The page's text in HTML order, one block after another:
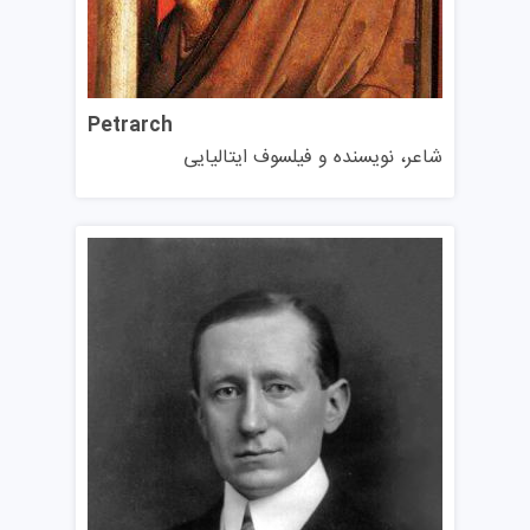
اگر دانشجوی این مرکز هستید، دانشگاه به شما کمک می‌کند تا
خوابگاه موردنظرتان را پیدا کنید. کتابخانه این موسسه، با
مجموعه‌های مهمی از کتاب‌های قدیمی و مدرن، کتابخانه مرکزی
دانشگاه است که خدمات کتابخانه‌ای عمومی و تحقیقات
تاریخی و علمی را ارائه می‌دهد. این مرکز دو کتابخانه دیجیتال
AlmaDL، کتابخانه‌ای است که شامل انواع مختلفی از منابع
دیجیتالی مانند کتاب، مقاله و داده‌های پژوهشی است. موسسه
علمی نو استفاده از این منابع را برای حمایت از فعالیت‌های
آموزشی و پژوهشی دانشجویان و اساتید بسیار مفید می‌داند. از
سوی دیگر، AlmaRE کتابخانه‌ای تخصصی‌تر است که منابع
الکترونیکی کتابشناختی و مستندات پژوهشی را برای حمایت از
فعالیت‌های تحقیقاتی دانشگاه فراهم می‌کند.
هرساله دوره‌ها، مسابقات، رویدادها و ابتکاراتی مرتبط با ورزش،
Petrarch
شاعر، نویسنده و فیلسوف ایتالیایی